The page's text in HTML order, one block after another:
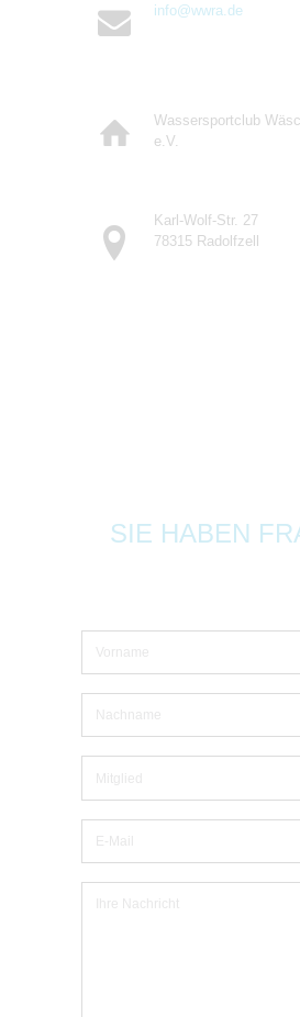
info@wwra.de
Wassersportclub
e.V.
Karl-Wolf-Str. 27
78315 Radolfzell
SIE HABEN